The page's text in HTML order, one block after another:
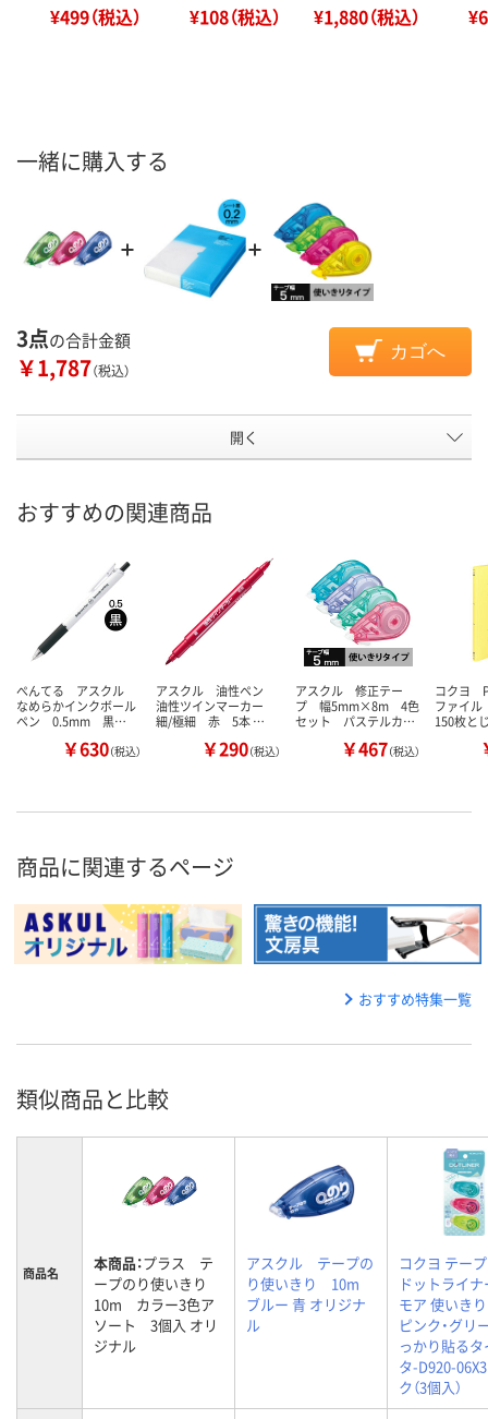
¥499（税込） ¥108（税込） ¥1,880（税込）
一緒に購入する
3点の合計金額
￥1,787（税込）
カゴへ
開く
おすすめの関連商品
ぺんてる アスクル
なめらかインクボール
ペン 0.5mm 黒…
￥630（税込）
アスクル 油性ペン
油性ツインマーカー
細/極細 赤 5本 …
￥290（税込）
アスクル 修正テー
プ 幅5mm×8m 4色
セット パステルカ…
￥467（税込）
コクヨ
ファイ
150枚
商品に関連するページ
おすすめ特集一覧
類似商品と比較
商品名 本商品：プラス テ
ープのり使いきり
10m カラー3色ア
ソート 3個入 オリ
ジナル
アスクル テープの
り使いきり 10m
ブルー 青 オリジナ
ル
コクヨ テー
ドットライ
モア 使いきり
ピンク・グリ
っかり貼るタ
タ-D920-
ク（3個入）